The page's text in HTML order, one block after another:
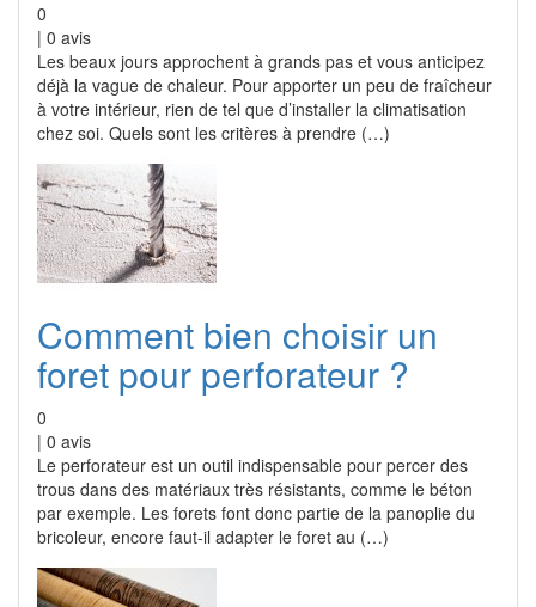
0
| 0 avis
Les beaux jours approchent à grands pas et vous anticipez
déjà la vague de chaleur. Pour apporter un peu de fraîcheur
à votre intérieur, rien de tel que d’installer la climatisation
chez soi. Quels sont les critères à prendre (…)
Comment bien choisir un
foret pour perforateur ?
0
| 0 avis
Le perforateur est un outil indispensable pour percer des
trous dans des matériaux très résistants, comme le béton
par exemple. Les forets font donc partie de la panoplie du
bricoleur, encore faut-il adapter le foret au (…)